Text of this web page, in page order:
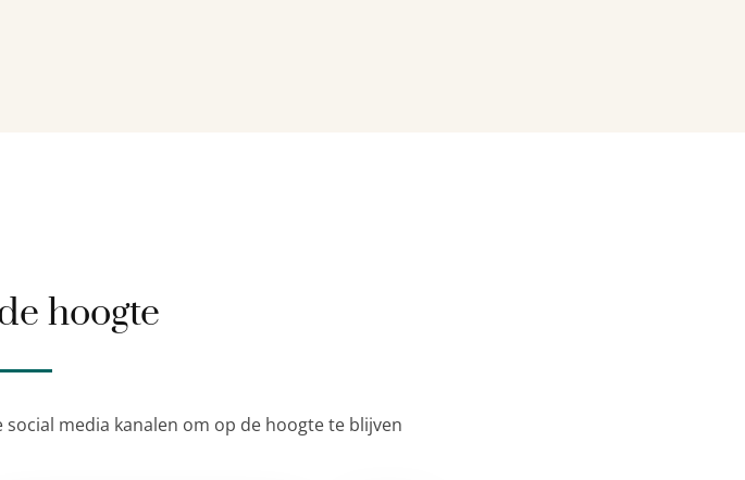
hoogte
media kanalen om op de hoogte te blijven